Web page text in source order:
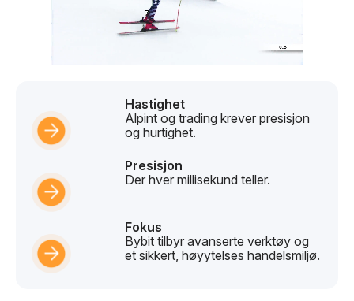
Hastighet
Alpint og trading krever presisjon
og hurtighet.
Presisjon
Der hver millisekund teller.
Fokus
Bybit tilbyr avanserte verktøy og
et sikkert, høyytelses handelsmiljø.